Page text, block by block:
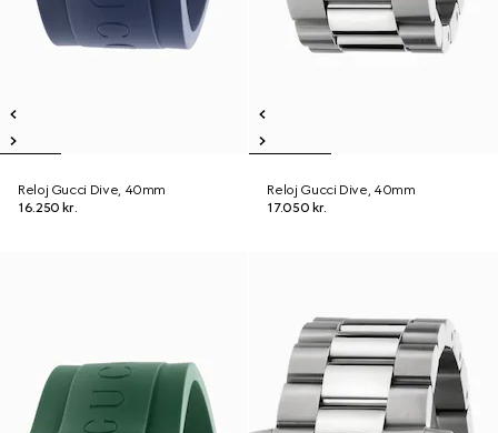
Reloj Gucci Dive, 40mm
16.250 kr.
Reloj Gucci Dive, 40mm
17.050 kr.